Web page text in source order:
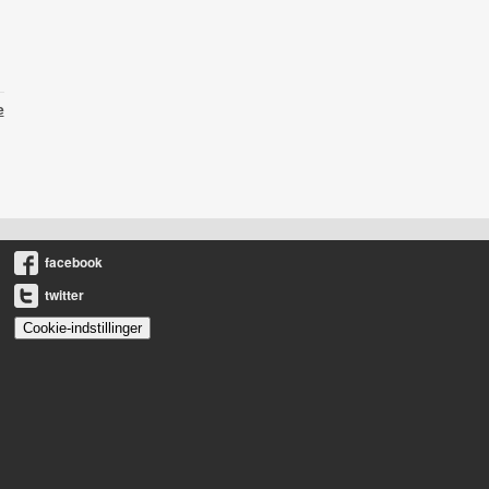
facebook
twitter
Cookie-indstillinger